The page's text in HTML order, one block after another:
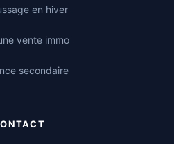
en hiver
vente immo
secondaire